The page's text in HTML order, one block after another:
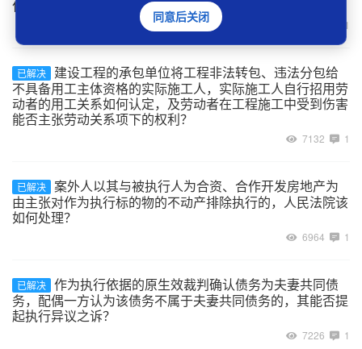
付二倍工资？
1
已解决
建设工程的承包单位将工程非法转包、违法分包给
不具备用工主体资格的实际施工人，实际施工人自行招用劳
动者的用工关系如何认定，及劳动者在工程施工中受到伤害
能否主张劳动关系项下的权利？
7132 1
已解决 案外人以其与被执行人为合资、合作开发房地产为
由主张对作为执行标的物的不动产排除执行的，人民法院该
如何处理？
6964 1
已解决 作为执行依据的原生效裁判确认债务为夫妻共同债
务，配偶一方认为该债务不属于夫妻共同债务的，其能否提
起执行异议之诉？
7226 1
同意后关闭